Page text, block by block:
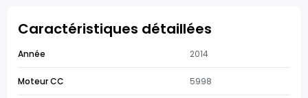
Caractéristiques détaillées
Année 2014
Moteur CC 5998